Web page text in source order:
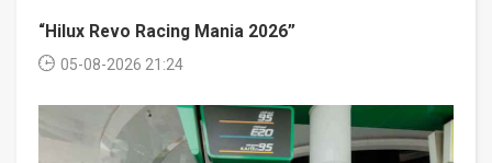
“Hilux Revo Racing Mania 2026”
05-08-2026 21:24